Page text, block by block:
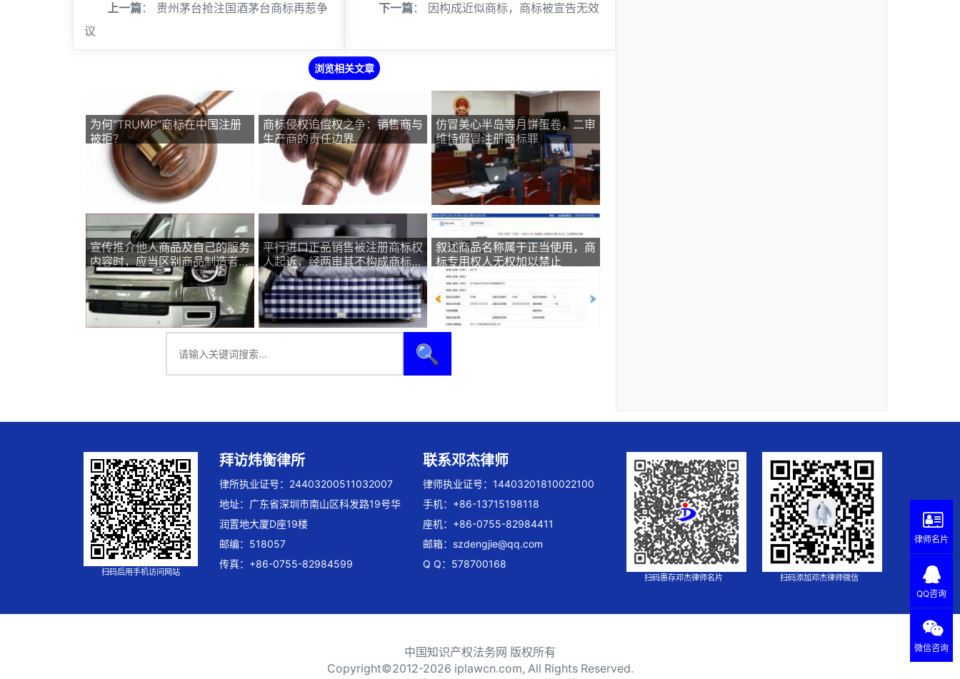
上一篇： 贵州茅台抢注国酒茅台商标再惹争
议
下一篇： 因构成近似商标，商标被宣告无效
浏览相关文章
为何“TRUMP”商标在中国注册
被拒？
商标侵权追偿权之争：销售商与
生产商的责任边界
仿冒美心半岛等月饼蛋卷，二审
维持假冒注册商标罪
宣传推介他人商品及自己的服务
内容时，应当区别商品制造者和
服务提供者关系
平行进口正品销售被注册商标权
人起诉，经两审其不构成商标侵
权和不正当竞争
叙述商品名称属于正当使用，商
标专用权人无权加以禁止
🔍
扫码后用手机访问网站
拜访炜衡律所
律所执业证号：24403200511032007
地址：广东省深圳市南山区科发路19号华
润置地大厦D座19楼
邮编：518057
传真：+86-0755-82984599
联系邓杰律师
律师执业证号：14403201810022100
手机：+86-13715198118
座机：+86-0755-82984411
邮箱： szdengjie@qq.com
Q Q：578700168
扫码惠存邓杰律师名片 扫码添加邓杰律师微信
中国知识产权法务网 版权所有
Copyright©2012-2026 iplawcn.com, All Rights Reserved.
律师名片
QQ咨询
微信咨询